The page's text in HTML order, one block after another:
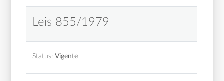
Leis 855/1979
Status: Vigente